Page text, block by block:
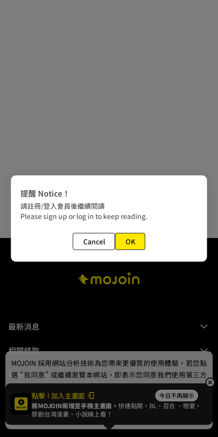
最新消息
相關條款
聯絡我們
© 2024 gamania Digital Entertainment Co., Ltd.
點擊 加入主畫面 今日不再顯示
將MOJOIN新增至手機主畫面，快速點開，BL、 百合 、戀愛，
原創台灣漫畫、小說線上看！
MOJOIN 採用網站分析技術為您帶來更優質的使用體驗，若您點
選 "我同意" 或繼續瀏覽本網站，即表示您同意我們使用第三方
Cookie，欲瞭解更多資訊請見隱私權政策。
我同意
提醒 Notice！
請註冊/登入會員後繼續閱讀
Please sign up or log in to keep reading.
Cancel OK